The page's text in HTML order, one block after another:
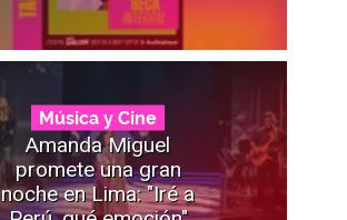
Música y Cine
Amanda Miguel
promete una gran
noche en Lima: "Iré a